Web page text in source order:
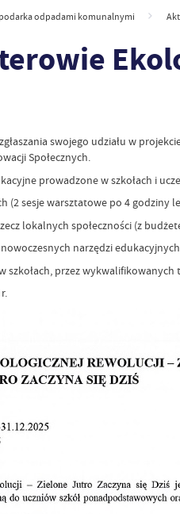
odpadami komunalnymi
swojego udziału w
Społecznych.
prowadzone w szkołach i
(2 sesje warsztatowe po 4 godziny
lokalnych społeczności (z
narzędzi
szkołach, przez